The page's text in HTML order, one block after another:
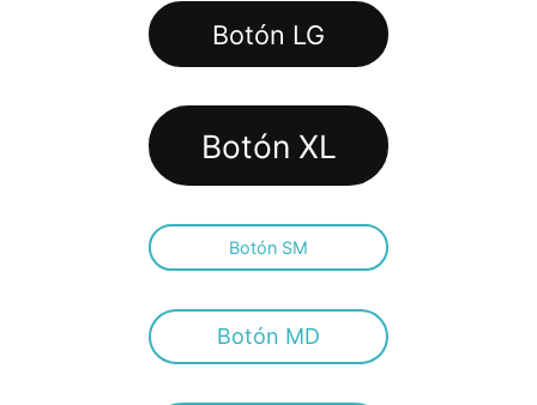
Botón LG
Botón XL
Botón SM
Botón MD